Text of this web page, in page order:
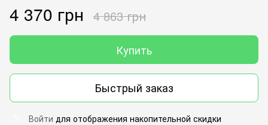
4 370 грн 4 863 грн
Купить
Быстрый заказ
Войти для отображения накопительной скидки